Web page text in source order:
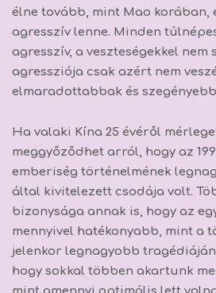
élne tovább, mint Mao korában,
agresszív lenne. Minden
agresszív, a veszteségekkel nem
agressziója csak azért nem
elmaradottabbak és
Ha valaki Kína 25 évéről
meggyőződhet arról, hogy az
emberiség történelmének
által kivitelezett csodája volt.
bizonysága annak is, hogy az
mennyivel hatékonyabb, mint a
jelenkor legnagyobb
hogy sokkal többen akartunk